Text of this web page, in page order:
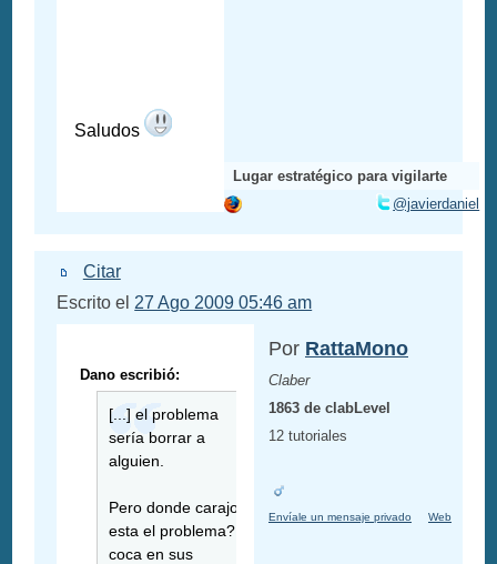
Saludos
Lugar estratégico para vigilarte
@javierdaniel
Citar
Escrito el 27 Ago 2009 05:46 am
Dano escribió:
[...] el problema
sería borrar a
alguien.
Pero donde carajos
esta el problema? la
coca en sus
Por RattaMono
Claber
1863 de clabLevel
12 tutoriales
Envíale un mensaje privado Web